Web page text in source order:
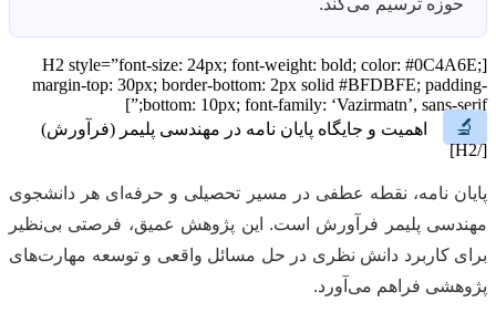
[H2 style=”font-size: 24px; font-weight: bold; color: #0C4A6E;
margin-top: 30px; border-bottom: 2px solid #BFDBFE; padding-
bottom: 10px; font-family: ‘Vazirmatn’, sans-serif;”]
🔬
اهمیت و جایگاه پایان نامه در مهندسی پلیمر (فرآورش)
[/H2]
پایان نامه، نقطه عطفی در مسیر تحصیلی و حرفه‌ای هر دانشجوی
مهندسی پلیمر فرآورش است. این پژوهش عمیق، فرصتی بی‌نظیر
برای کاربرد دانش نظری در حل مسائل واقعی و توسعه مهارت‌های
پژوهشی فراهم می‌آورد.